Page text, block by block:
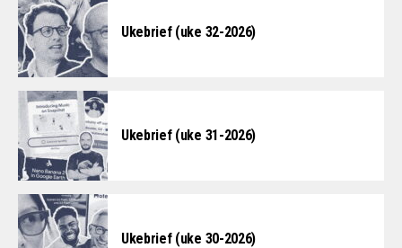
Ukebrief (uke 32-2026)
Ukebrief (uke 31-2026)
Ukebrief (uke 30-2026)